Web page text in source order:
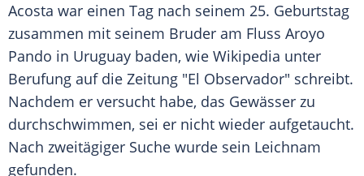
Acosta war einen Tag nach seinem 25. Geburtstag
zusammen mit seinem Bruder am Fluss Aroyo
Pando in Uruguay baden, wie Wikipedia unter
Berufung auf die Zeitung "El Observador" schreibt.
Nachdem er versucht habe, das Gewässer zu
durchschwimmen, sei er nicht wieder aufgetaucht.
Nach zweitägiger Suche wurde sein Leichnam
gefunden.